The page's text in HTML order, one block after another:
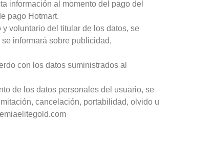
información al momento del pago del
pago Hotmart.
voluntario del titular de los datos, se
informará sobre publicidad,
con los datos suministrados al
de los datos personales del usuario, se
cancelación, portabilidad, olvido u